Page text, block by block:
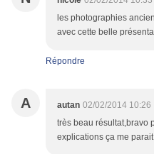
les photographies
avec cette belle
Répondre
A autan 02/02/2014 10:26
très beau résultat,bravo
explications ça me